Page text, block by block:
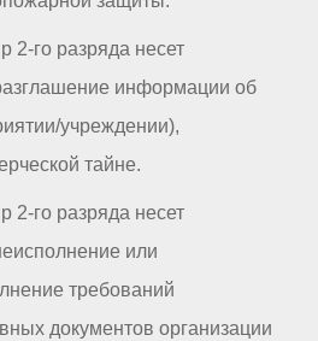
2-го разряда несет
информации об
учреждении),
тайне.
2-го разряда несет
или
требований
документов организации